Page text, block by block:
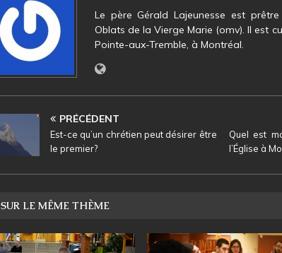
Le père Gérald Lajeunesse est
Oblats de la Vierge Marie (omv). Il est
Pointe-aux-Tremble, à Montréal.
PRÉCÉDENT
Est-ce qu’un chrétien peut désirer être
le premier?
Quel est
l’Église à
SUR LE MÊME THÈME